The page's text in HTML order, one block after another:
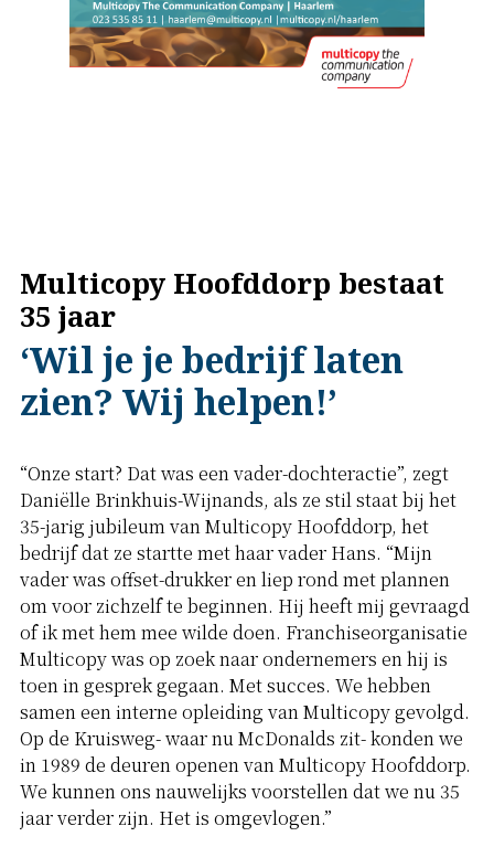
Multicopy Hoofddorp bestaat
35 jaar
‘Wil je je bedrijf laten
zien? Wij helpen!’
“Onze start? Dat was een vader-dochteractie”, zegt
Daniëlle Brinkhuis-Wijnands, als ze stil staat bij het
35-jarig jubileum van Multicopy Hoofddorp, het
bedrijf dat ze startte met haar vader Hans. “Mijn
vader was offset-drukker en liep rond met plannen
om voor zichzelf te beginnen. Hij heeft mij gevraagd
of ik met hem mee wilde doen. Franchiseorganisatie
Multicopy was op zoek naar ondernemers en hij is
toen in gesprek gegaan. Met succes. We hebben
samen een interne opleiding van Multicopy gevolgd.
Op de Kruisweg- waar nu McDonalds zit- konden we
in 1989 de deuren openen van Multicopy Hoofddorp.
We kunnen ons nauwelijks voorstellen dat we nu 35
jaar verder zijn. Het is omgevlogen.”